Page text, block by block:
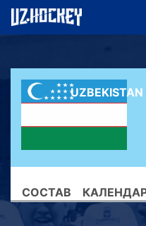
UZBEKISTAN
СОСТАВ